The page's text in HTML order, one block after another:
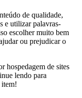
de qualidade,
e utilizar palavras-
escolher muito bem
ou prejudicar o
hospedagem de sites
lendo para
item!